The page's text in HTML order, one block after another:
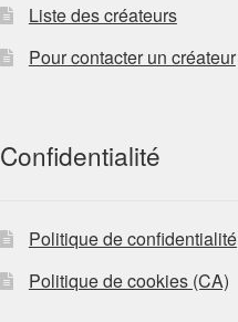
Liste des créateurs
Pour contacter un créateur
Confidentialité
Politique de confidentialité
Politique de cookies (CA)